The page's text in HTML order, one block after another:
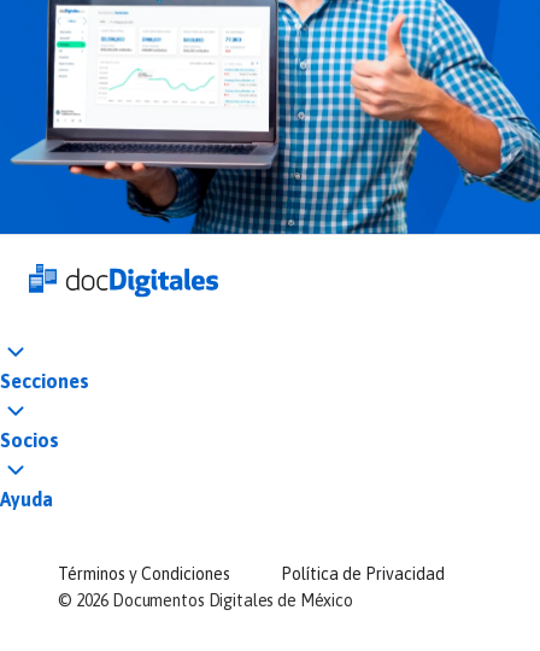
Secciones
Socios
Ayuda
© 2026 Documentos Digitales de México
Términos y Condiciones Política de Privacidad